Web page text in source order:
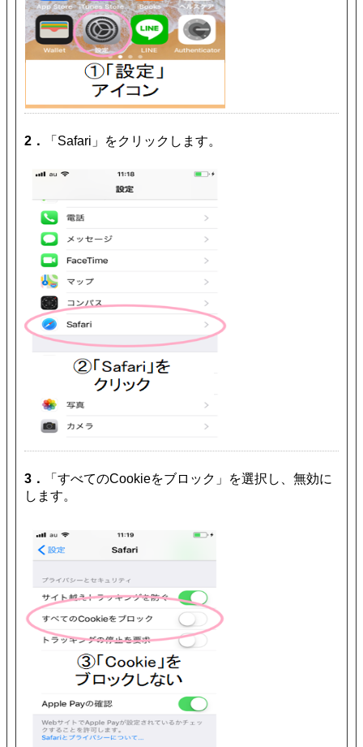
2． 「Safari」をクリックします。
3．
「すべてのCookieをブロック」を選択し、無効に
します。